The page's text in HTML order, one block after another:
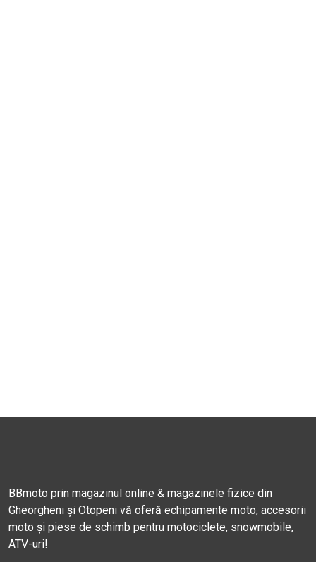
BBmoto prin magazinul online & magazinele fizice din
Gheorgheni și Otopeni vă oferă echipamente moto, accesorii
moto și piese de schimb pentru motociclete, snowmobile,
ATV-uri!